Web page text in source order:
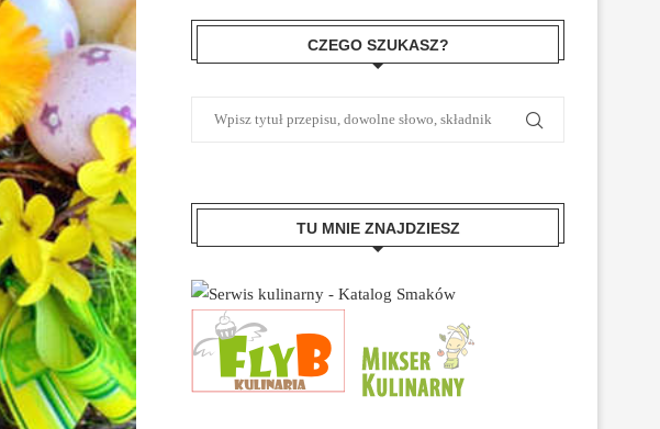
CZEGO SZUKASZ?
TU MNIE ZNAJDZIESZ